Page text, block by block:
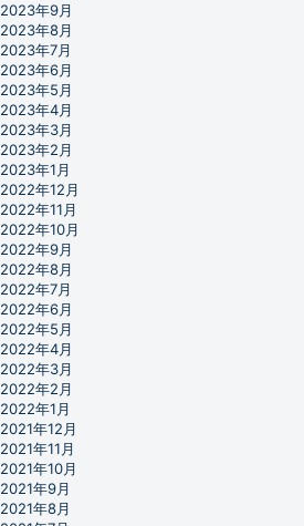
2023年9月
2023年8月
2023年7月
2023年6月
2023年5月
2023年4月
2023年3月
2023年2月
2023年1月
2022年12月
2022年11月
2022年10月
2022年9月
2022年8月
2022年7月
2022年6月
2022年5月
2022年4月
2022年3月
2022年2月
2022年1月
2021年12月
2021年11月
2021年10月
2021年9月
2021年8月